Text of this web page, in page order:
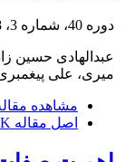
دوره 40، شماره 3، 1388
عبدالهادی حسین
میری، علی
مشاهده
اصل مقاله